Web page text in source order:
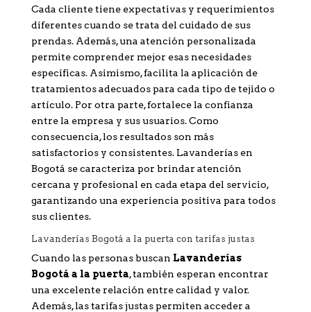
Cada cliente tiene expectativas y requerimientos
diferentes cuando se trata del cuidado de sus
prendas. Además, una atención personalizada
permite comprender mejor esas necesidades
específicas. Asimismo, facilita la aplicación de
tratamientos adecuados para cada tipo de tejido o
artículo. Por otra parte, fortalece la confianza
entre la empresa y sus usuarios. Como
consecuencia, los resultados son más
satisfactorios y consistentes. Lavanderías en
Bogotá se caracteriza por brindar atención
cercana y profesional en cada etapa del servicio,
garantizando una experiencia positiva para todos
sus clientes.
Lavanderías Bogotá a la puerta con tarifas justas
Cuando las personas buscan Lavanderías
Bogotá a la puerta, también esperan encontrar
una excelente relación entre calidad y valor.
Además, las tarifas justas permiten acceder a